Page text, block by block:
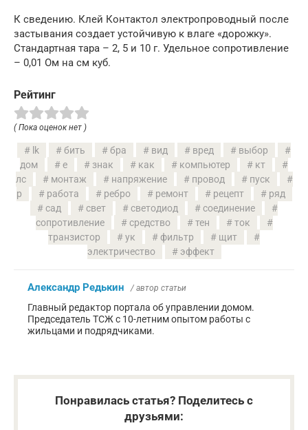
К сведению. Клей Контактол электропроводный после
застывания создает устойчивую к влаге «дорожку».
Стандартная тара – 2, 5 и 10 г. Удельное сопротивление
– 0,01 Ом на см куб.
Рейтинг
( Пока оценок нет )
lk бить бра вид вред
выбор
дом
е знак как компьютер
кт
лс
монтаж напряжение провод
пуск
р
работа ребро ремонт рецепт
ряд
сад
свет светодиод
соединение
сопротивление
средство тен
ток
транзистор
ук фильтр
щит
электричество
эффект
Александр Редькин / автор статьи
Главный редактор портала об управлении домом.
Председатель ТСЖ с 10-летним опытом работы с
жильцами и подрядчиками.
Понравилась статья? Поделитесь с
друзьями: